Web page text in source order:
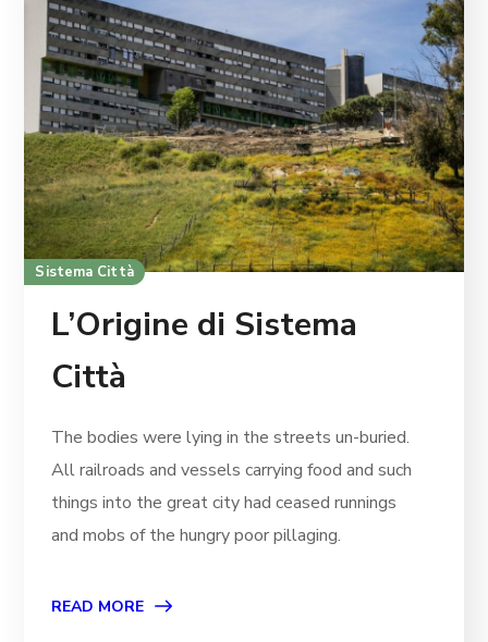
Sistema Città
L’Origine di Sistema
Città
The bodies were lying in the streets un-buried.
All railroads and vessels carrying food and such
things into the great city had ceased runnings
and mobs of the hungry poor pillaging.
READ MORE